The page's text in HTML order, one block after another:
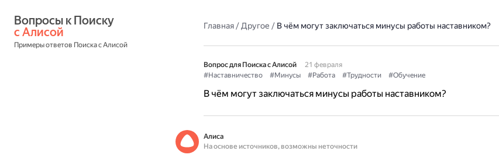
с Алисой
Примеры ответов Поиска с Алисой
Главная/Другое / В чём могут заключаться минусы работы наставником?
Вопрос для Поиска с Алисой
21 февраля
#Наставничество
#Минусы #Работа #Трудности #Обучение
В чём могут заключаться минусы работы наставником?
Алиса
На основе источников, возможны неточности